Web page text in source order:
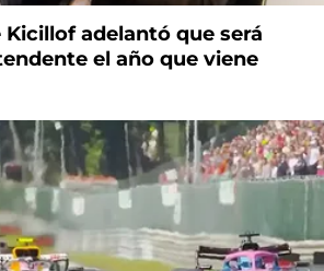
adelantó que será
el año que viene